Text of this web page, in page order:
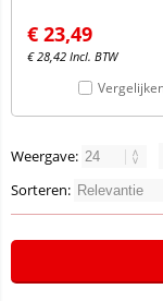
€ 23,49
€28,42 Incl. BTW
Weergave:
Sorteren: